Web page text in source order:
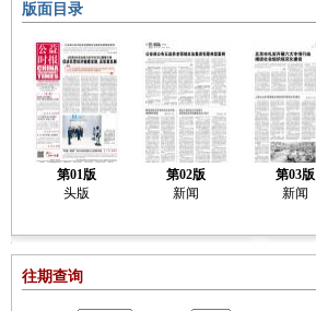
版面目录
第01版
头版
第02版
新闻
第03版
新闻
往期查询